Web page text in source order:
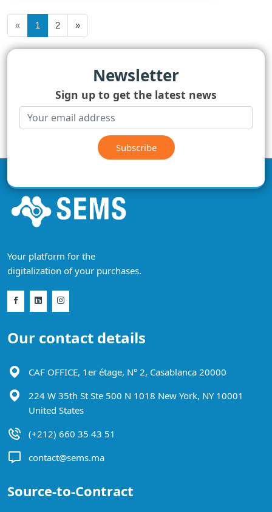
« 1 2 »
Newsletter
Sign up to get the latest news
Subscribe
Your platform for the
digitalization of your purchases.
Our contact details
CAF OFFICE, 1er étage, N° 2, Casablanca 20000
224 W 35th St Ste 500 N 1018 New York, NY 10001
United States
(+212) 660 35 43 51
contact@sems.ma
Source-to-Contract